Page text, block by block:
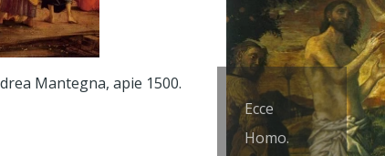
Ecce
Homo.